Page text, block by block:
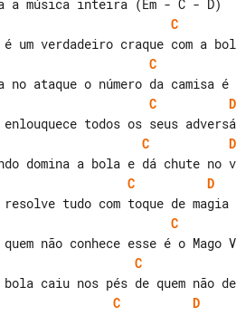
C
C
C
D
C
D
C
D
C
C
C
D